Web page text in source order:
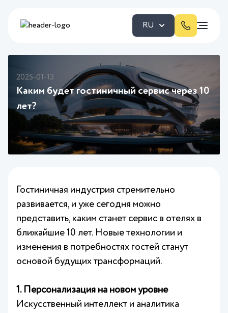
RU
2025-01-13
Каким будет гостиничный сервис через 10
лет?
Гостиничная индустрия стремительно
развивается, и уже сегодня можно
представить, каким станет сервис в отелях в
ближайшие 10 лет. Новые технологии и
изменения в потребностях гостей станут
основой будущих трансформаций.
1. Персонализация на новом уровне
Искусственный интеллект и аналитика